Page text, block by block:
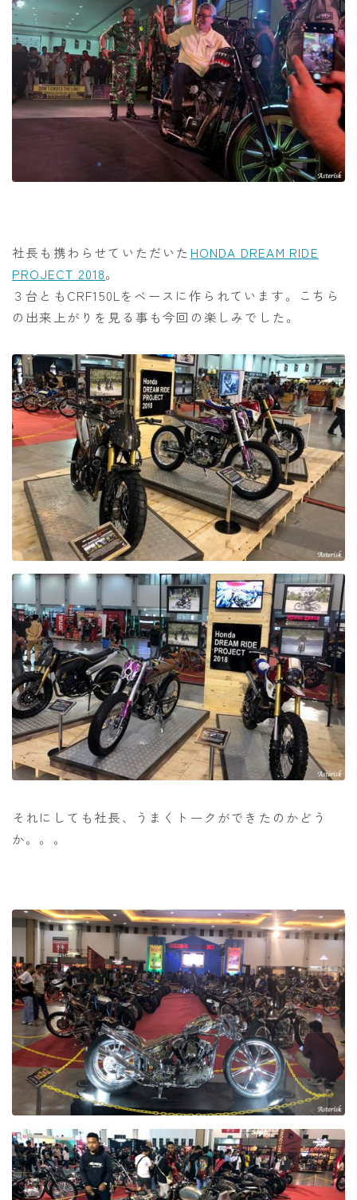
社長も携わらせていただいた HONDA DREAM RIDE
PROJECT 2018。
３台ともCRF150Lをベースに作られています。こちら
の出来上がりを見る事も今回の楽しみでした。
それにしても社長、うまくトークができたのかどう
か。。。